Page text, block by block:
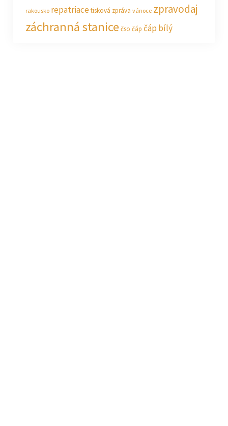
rakousko repatriacetisková zpráva vánoce zpravodaj
záchranná stanice čso čáp čáp bílý